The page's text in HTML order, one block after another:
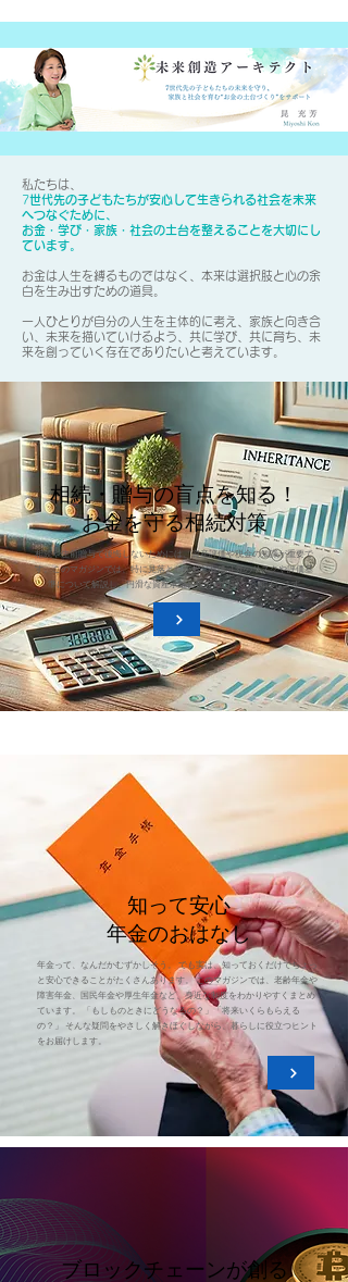
私たちは、
7世代先の子どもたちが安心して生きられる社会を未来
へつなぐために、
お金・学び・家族・社会の土台を整えることを大切にし
ています。
お金は人生を縛るものではなく、本来は選択肢と心の余
白を生み出すための道具。
一人ひとりが自分の人生を主体的に考え、家族と向き合
い、未来を描いていけるよう、共に学び、共に育ち、未
来を創っていく存在でありたいと考えています。
相続・贈与の盲点を知る！
お金を守る相続対策
相続や生前贈与で後悔しないためには、資産評価や税金の知識が重要で
す。このマガジンでは、特に見落としがちな有価証券のリスクや評価基
準について解説し、円滑な資産承継に役立つ情報をお届けします
知って安心
年金のおはなし
年金って、なんだかむずかしそう。 でも実は、知っておくだけでちょっ
と安心できることがたくさんあります。 このマガジンでは、老齢年金や
障害年金、国民年金や厚生年金など、身近な制度をわかりやすくまとめ
ています。 「もしものときにどうなるの？」「将来いくらもらえる
の？」 そんな疑問をやさしく解きほぐしながら、暮らしに役立つヒント
をお届けします。
ブロックチェーンが創る